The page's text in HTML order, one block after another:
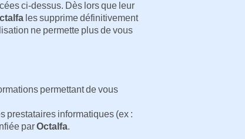
ci-dessus. Dès lors que leur
les supprime définitivement
ne permette plus de vous
permettant de vous
prestataires informatiques (ex :
parOctalfa.